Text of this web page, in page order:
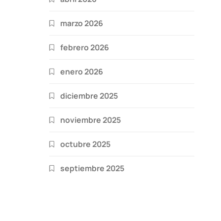
marzo 2026
febrero 2026
enero 2026
diciembre 2025
noviembre 2025
octubre 2025
septiembre 2025